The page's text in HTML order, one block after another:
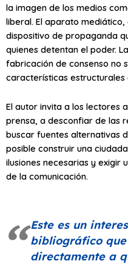
la imagen de los medios
liberal. El aparato
dispositivo de propaganda
quienes detentan el poder.
fabricación de consenso no
características estructurales
El autor invita a los lectores a
prensa, a desconfiar de las
buscar fuentes alternativas
posible construir una
ilusiones necesarias y exigir
de la comunicación.
Este es un
bibliográfico
directamente a